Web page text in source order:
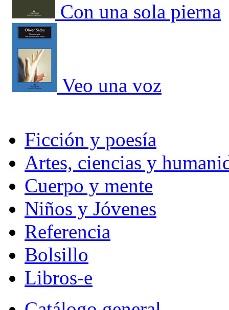
Con una sola pierna
Veo una voz
Ficción y poesía
Artes, ciencias y
Cuerpo y mente
Niños y Jóvenes
Referencia
Bolsillo
Libros-e